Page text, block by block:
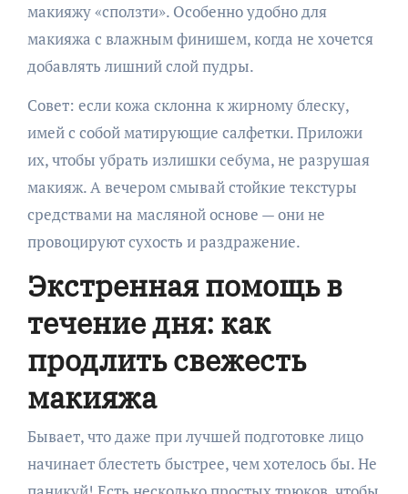
макияжу «сползти». Особенно удобно для
макияжа с влажным финишем, когда не хочется
добавлять лишний слой пудры.
Совет: если кожа склонна к жирному блеску,
имей с собой матирующие салфетки. Приложи
их, чтобы убрать излишки себума, не разрушая
макияж. А вечером смывай стойкие текстуры
средствами на масляной основе — они не
провоцируют сухость и раздражение.
Экстренная помощь в
течение дня: как
продлить свежесть
макияжа
Бывает, что даже при лучшей подготовке лицо
начинает блестеть быстрее, чем хотелось бы. Не